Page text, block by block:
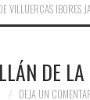
VILLUERCAS IBORES
DE LA
DEJA UN